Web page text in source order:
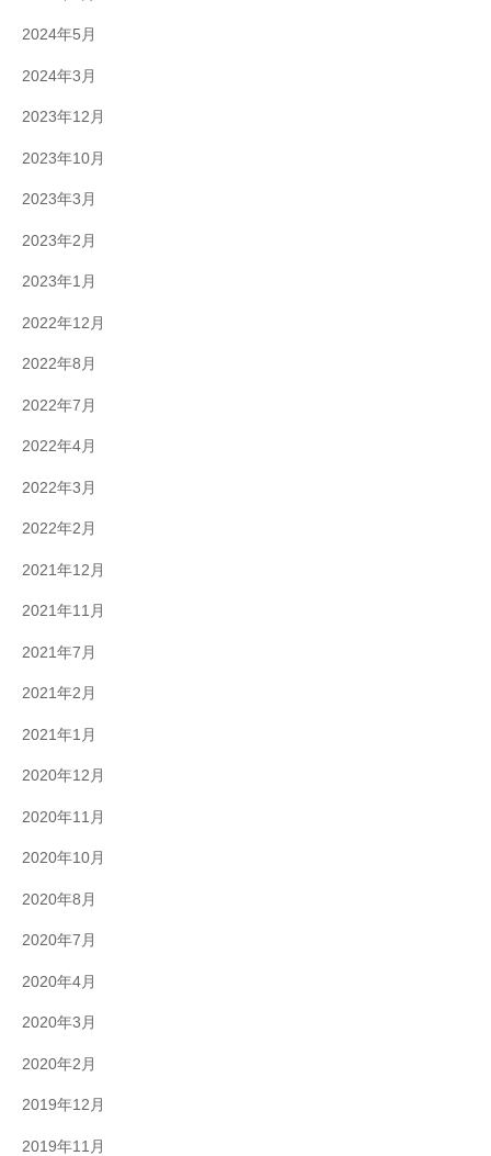
2024年5月
2024年3月
2023年12月
2023年10月
2023年3月
2023年2月
2023年1月
2022年12月
2022年8月
2022年7月
2022年4月
2022年3月
2022年2月
2021年12月
2021年11月
2021年7月
2021年2月
2021年1月
2020年12月
2020年11月
2020年10月
2020年8月
2020年7月
2020年4月
2020年3月
2020年2月
2019年12月
2019年11月